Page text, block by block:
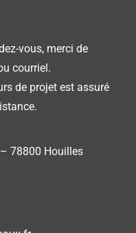
vous, merci de
courriel.
de projet est assuré
78800 Houilles